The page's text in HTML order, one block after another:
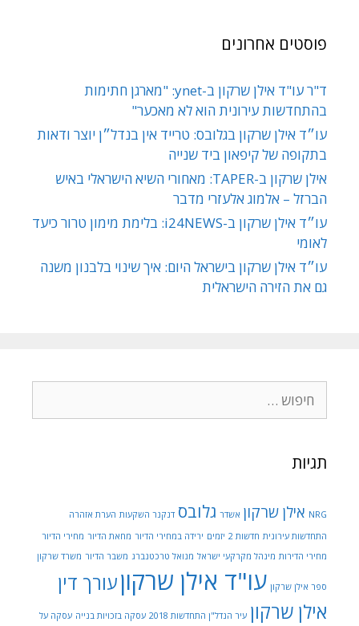
פוסטים אחרונים
ד"ר עו"ד אילן שרקון ב-ynet: "מארגן חתימות
בהתחדשות עירונית הוא לא מאכער"
עו״ד אילן שרקון בגלובס: טרייד אין בנדל״ן יוצר ודאות
בתקופה של קיפאון ביד שנייה
אילן שרקון ב-TAPER: מאחורי השיא הישראלי באיש
הברזל – אלמוג אלעזרי מדבר
עו״ד אילן שרקון ב-i24NEWS: בלימת מימון טרור כיעד
לאומי
עו״ד אילן שרקון בישראל היום: איך שינוי בלבנון משנה
גם את הזירה הישראלית
תגיות
NRG אילן שרקון אשדר גלובס דנקנר השקעות הערת אזהרה
התחדשות עירונית חדשות 2 יזמים ירידה במחירי הדיור מחאת הדיור מחירי הדיור
מחירי הדירות מינהל מקרקעי ישראל מנואל טרכטנברג משבר הדיור משרד שרקון
ספר אילן שרקון עו"ד אילן שרקוןעורך דין
אילן שרקון עיר הנדל"ן התחדשות 2018 עסקה בזכויות בנייה עסקה על